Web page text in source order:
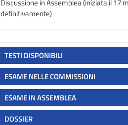
Discussione in Assemblea (iniziata il 17
definitivamente)
TESTI DISPONIBILI
ESAME NELLE COMMISSIONI
ESAME IN ASSEMBLEA
DOSSIER